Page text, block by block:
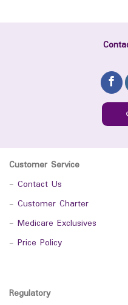
Customer Service
- Contact Us
- Customer Charter
- Medicare Exclusives
- Price Policy
Regulatory